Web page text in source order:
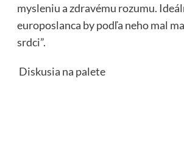
mysleniu a zdravému rozumu.
europoslanca by podľa neho mal
srdci”.
Diskusia na palete